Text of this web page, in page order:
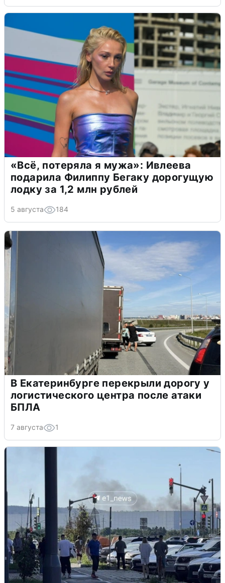
«Всё, потеряла я мужа»: Ивлеева
подарила Филиппу Бегаку дорогущую
лодку за 1,2 млн рублей
5 августа 184
В Екатеринбурге перекрыли дорогу у
логистического центра после атаки
БПЛА
7 августа 1